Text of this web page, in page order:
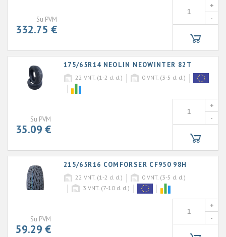
Su PVM
332.75 €
+
-
175/65R14 NEOLIN NEOWINTER 82T
22 VNT. (1-2 d. d.) 0 VNT. (3-5 d. d.)
Su PVM
35.09 €
+
-
215/65R16 COMFORSER CF950 98H
22 VNT. (1-2 d. d.) 0 VNT. (3-5 d. d.)
3 VNT. (7-10 d. d.)
Su PVM
59.29 €
+
-